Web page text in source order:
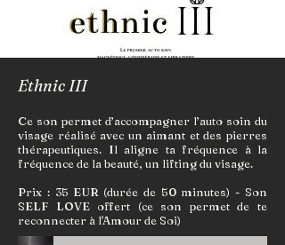
Ethnic III
Ce son permet d’accompagner l’auto soin du
visage réalisé avec un aimant et des pierres
thérapeutiques. Il aligne ta fréquence à la
fréquence de la beauté, un lifting du visage.
Prix : 35 EUR (durée de 50 minutes) - Son
SELF LOVE offert (ce son permet de te
reconnecter à l'Amour de Soi)